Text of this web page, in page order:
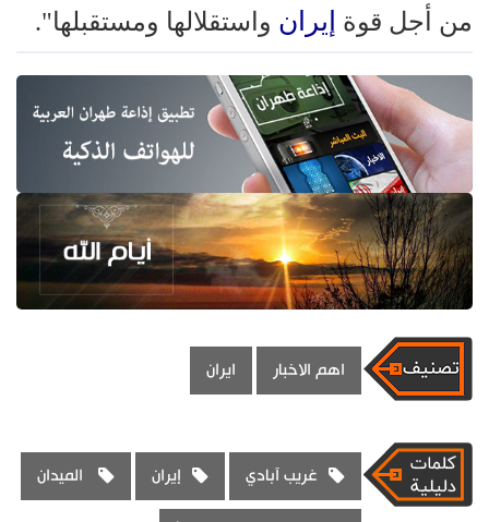
من أجل قوة
إيران واستقلالها ومستقبلها".
اهم الاخبار ايران
غريب آبادي إيران الميدان